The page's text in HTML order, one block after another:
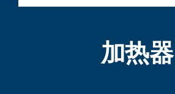
加热器